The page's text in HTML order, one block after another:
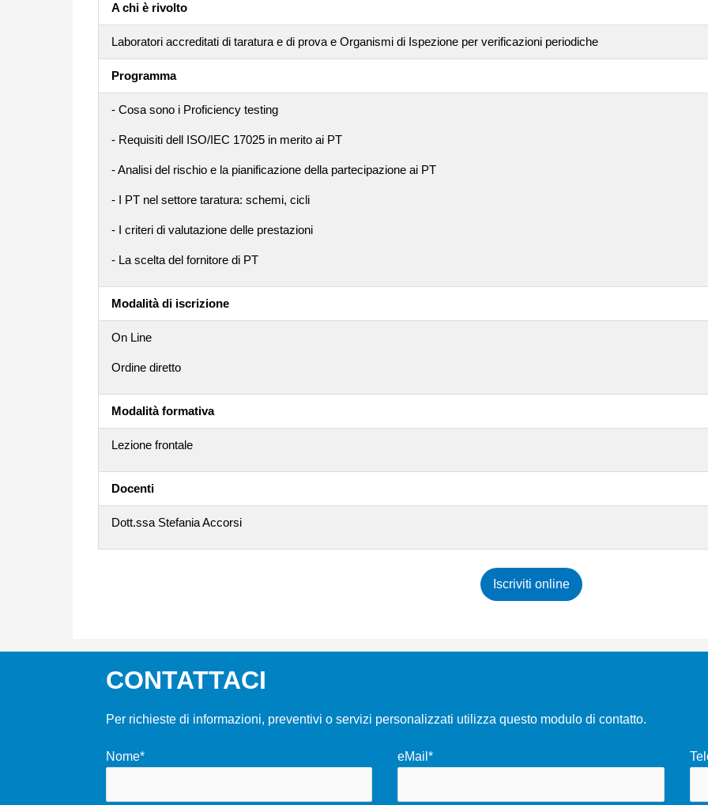
A chi è rivolto
Laboratori accreditati di taratura e di prova e Organismi di Ispezione per verificazioni periodiche
Programma
- Cosa sono i Proficiency testing
- Requisiti dell ISO/IEC 17025 in merito ai PT
- Analisi del rischio e la pianificazione della partecipazione ai PT
- I PT nel settore taratura: schemi, cicli
- I criteri di valutazione delle prestazioni
- La scelta del fornitore di PT
Modalità di iscrizione
On Line
Ordine diretto
Modalità formativa
Lezione frontale
Docenti
Dott.ssa Stefania Accorsi
Iscriviti online
CONTATTACI
Per richieste di informazioni, preventivi o servizi personalizzati utilizza questo modulo di contatto.
Nome* eMail*